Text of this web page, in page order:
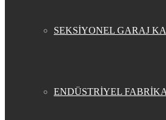
SEKSİYONEL GARAJ
ENDÜSTRİYEL